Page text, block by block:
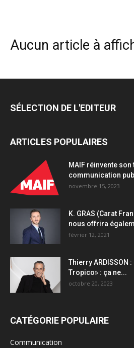
Aucun article à
SÉLECTION DE L'EDITEUR
ARTICLES POPULAIRES
MAIF réinvente
communication
novembre 15, 2023
K. GRAS (Carat
nous offrira
février 12, 2021
Thierry ARDISSON :
Tropico» : ça ne...
octobre 20, 2023
CATÉGORIE POPULAIRE
Communication